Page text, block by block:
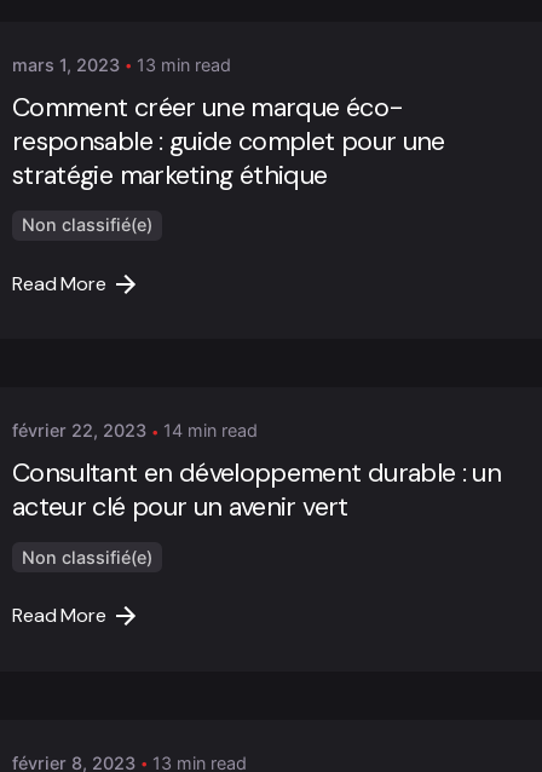
mars 1, 2023 13 min read
Comment créer une marque éco-
responsable : guide complet pour une
stratégie marketing éthique
Non classifié(e)
Read More
février 22, 2023 14 min read
Consultant en développement durable : un
acteur clé pour un avenir vert
Non classifié(e)
Read More
février 8, 2023 13 min read